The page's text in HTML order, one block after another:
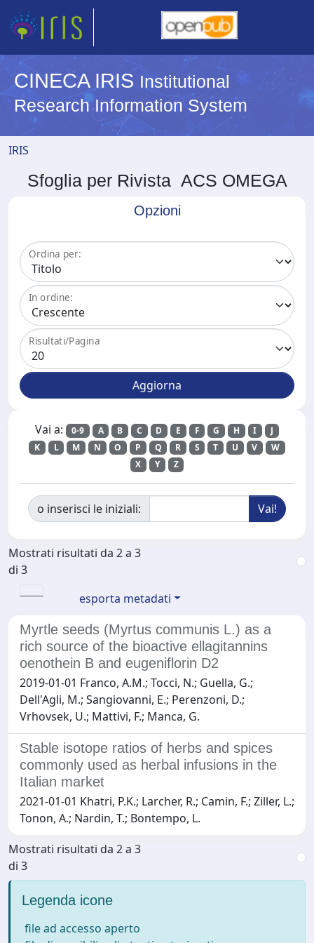
CINECA IRIS Institutional
Research Information System
IRIS
Sfoglia per Rivista ACS OMEGA
Opzioni
Ordina per:
In ordine:
Risultati/Pagina
Vai a: 0-9 A B C D E F G H I
J
K
L M N O P Q R S T U V
W
X
Y Z
o inserisci le iniziali:
Mostrati risultati da 2 a 3
di 3
esporta metadati
Myrtle seeds (Myrtus communis L.) as a
rich source of the bioactive ellagitannins
oenothein B and eugeniflorin D2
2019-01-01 Franco, A.M.; Tocci, N.; Guella, G.;
Dell'Agli, M.; Sangiovanni, E.; Perenzoni, D.;
Vrhovsek, U.; Mattivi, F.; Manca, G.
Stable isotope ratios of herbs and spices
commonly used as herbal infusions in the
Italian market
2021-01-01 Khatri, P.K.; Larcher, R.; Camin, F.; Ziller, L.;
Tonon, A.; Nardin, T.; Bontempo, L.
Mostrati risultati da 2 a 3
di 3
Legenda icone
file ad accesso aperto